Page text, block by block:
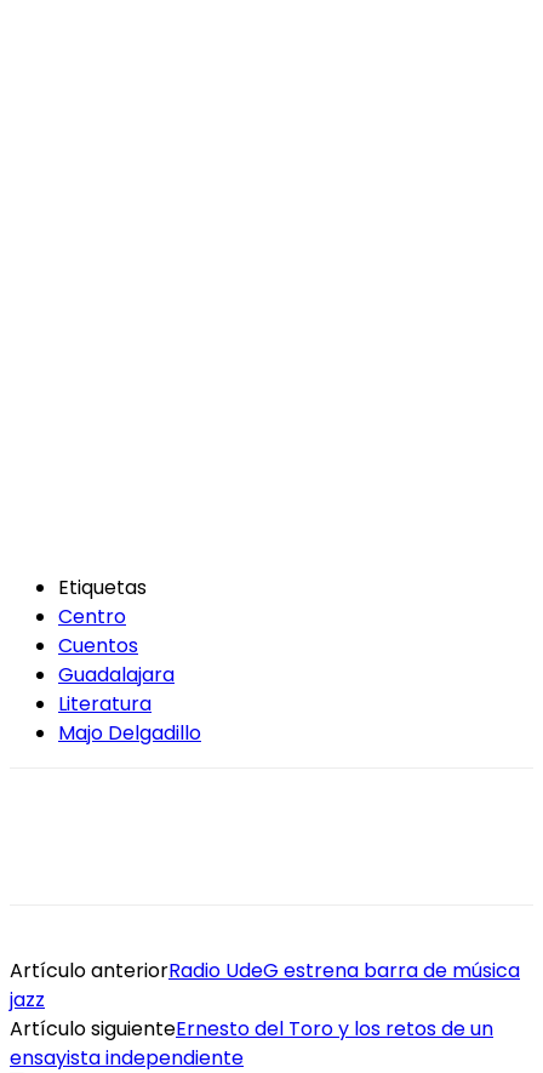
Etiquetas
Centro
Cuentos
Guadalajara
Literatura
Majo Delgadillo
Artículo anteriorRadio UdeG estrena barra de música
jazz
Artículo siguienteErnesto del Toro y los retos de un
ensayista independiente